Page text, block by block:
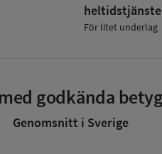
För litet underlag
godkända
Genomsnitt i Sverige